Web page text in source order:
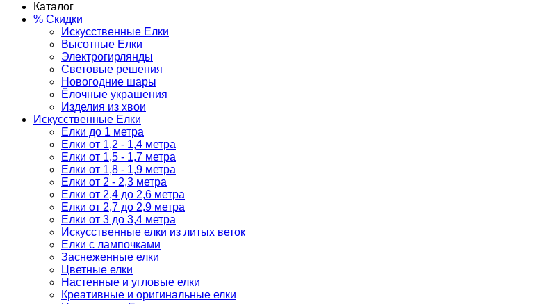
Каталог
% Скидки
Искусственные Елки
Высотные Елки
Электрогирлянды
Световые решения
Новогодние шары
Ёлочные украшения
Изделия из хвои
Искусственные Елки
Елки до 1 метра
Елки от 1,2 - 1,4 метра
Елки от 1,5 - 1,7 метра
Елки от 1,8 - 1,9 метра
Елки от 2 - 2,3 метра
Елки от 2,4 до 2,6 метра
Елки от 2,7 до 2,9 метра
Елки от 3 до 3,4 метра
Искусственные елки из литых веток
Елки с лампочками
Заснеженные елки
Цветные елки
Настенные и угловые елки
Креативные и оригинальные елки